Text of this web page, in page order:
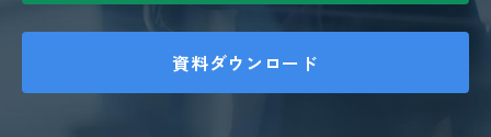
資料ダウンロード